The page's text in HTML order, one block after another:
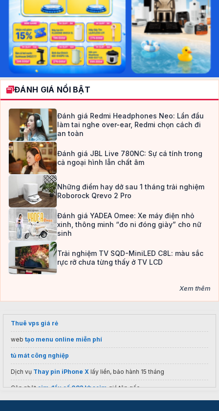
ĐÁNH GIÁ NỔI BẬT
Đánh giá Redmi Headphones Neo: Lần đầu
làm tai nghe over-ear, Redmi chọn cách đi
an toàn
Đánh giá JBL Live 780NC: Sự cá tính trong
cả ngoại hình lẫn chất âm
Những điểm hay dở sau 1 tháng trải nghiệm
Roborock Qrevo 2 Pro
Đánh giá YADEA Omee: Xe máy điện nhỏ
xinh, thông minh “đo ni đóng giày” cho nữ
sinh
Trải nghiệm TV SQD-MiniLED C8L: màu sắc
rực rỡ chưa từng thấy ở TV LCD
Xem thêm
Thuê vps giá rẻ
web tạo menu online miễn phí
tủ mát công nghiệp
Dịch vụ Thay pin iPhone X lấy liền, bảo hành 15 tháng
Cập nhậtsim đầu số 093 khosimgiá tận gốc